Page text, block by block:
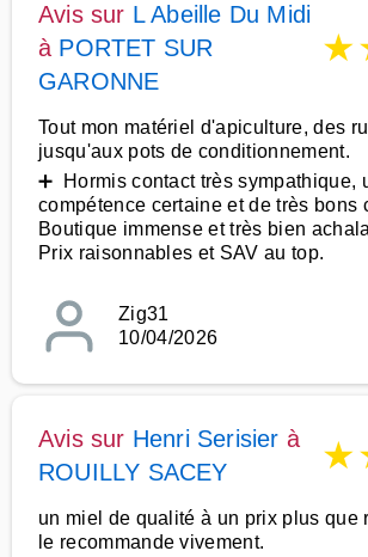
Avis sur L Abeille Du Midi
à PORTET SUR
GARONNE
★
Tout mon matériel d'apiculture, des
jusqu'aux pots de conditionnement.
➕ Hormis contact très sympathique,
compétence certaine et de très bons
Boutique immense et très bien
Prix raisonnables et SAV au top.
Zig31
10/04/2026
Avis sur Henri Serisier à
ROUILLY SACEY
★
un miel de qualité à un prix plus que
le recommande vivement.